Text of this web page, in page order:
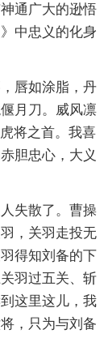
通广大的逊悟
中忠义的化身
唇如涂脂，丹
月刀。威风凛
将之首。我喜
胆忠心，大义
失散了。曹操
，关羽走投无
得知刘备的下
羽过五关、斩
这里这儿，我
，只为与刘备